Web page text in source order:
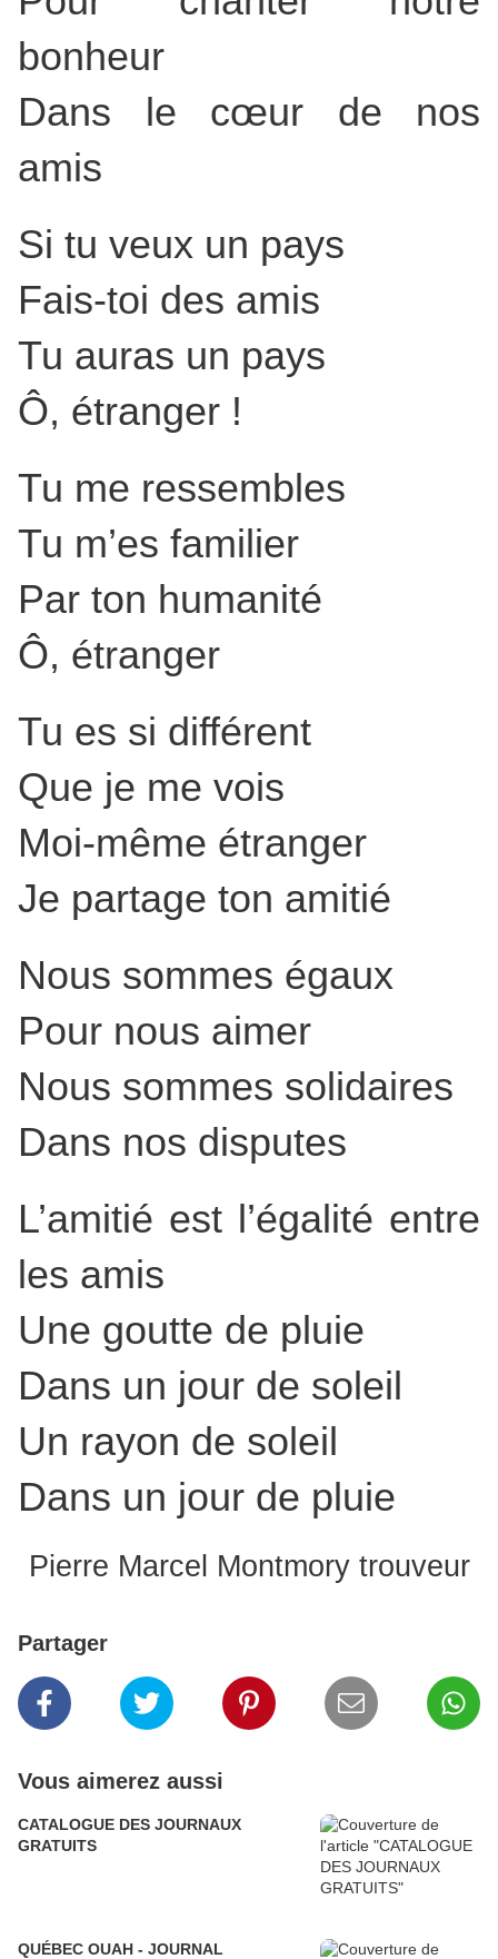
bonheur
Dans le cœur de nos
amis
Si tu veux un pays
Fais-toi des amis
Tu auras un pays
Ô, étranger !
Tu me ressembles
Tu m’es familier
Par ton humanité
Ô, étranger
Tu es si différent
Que je me vois
Moi-même étranger
Je partage ton amitié
Nous sommes égaux
Pour nous aimer
Nous sommes solidaires
Dans nos disputes
L’amitié est l’égalité entre
les amis
Une goutte de pluie
Dans un jour de soleil
Un rayon de soleil
Dans un jour de pluie
Pierre Marcel Montmory trouveur
Partager
Vous aimerez aussi
CATALOGUE DES JOURNAUX
GRATUITS
QUÉBEC OUAH - JOURNAL